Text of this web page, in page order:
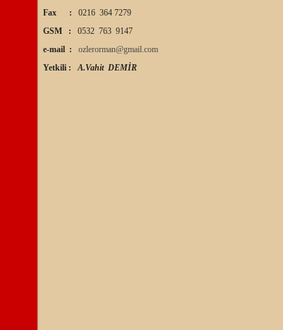
Fax :
0216 364 7279
GSM :
0532 763 9147
e-mail :
ozlerorman@gmail.com
Yetkili :
A.Vahit DEMİR